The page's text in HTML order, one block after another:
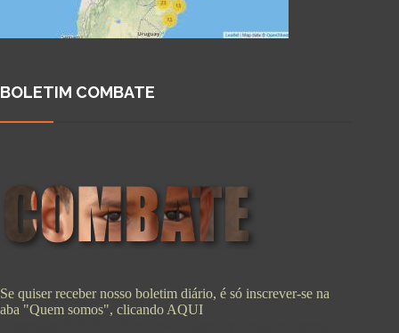
BOLETIM COMBATE
Se quiser receber nosso boletim diário, é só inscrever-se na
aba "Quem somos", clicando AQUI